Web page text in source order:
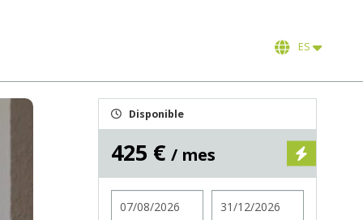
ES
Disponible
425 € / mes